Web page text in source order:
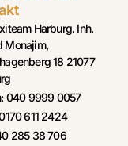
Harburg. Inh.
Monajim,
18 21077
040 9999 0057
611 2424
285 38 706